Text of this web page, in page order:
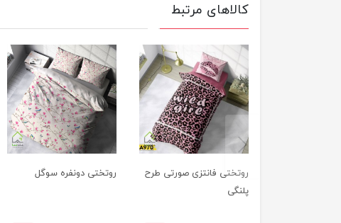
کالاهای مرتبط
روتختی فانتزی صورتی طرح
پلنگی
روتختی دونفره سوگل
previus